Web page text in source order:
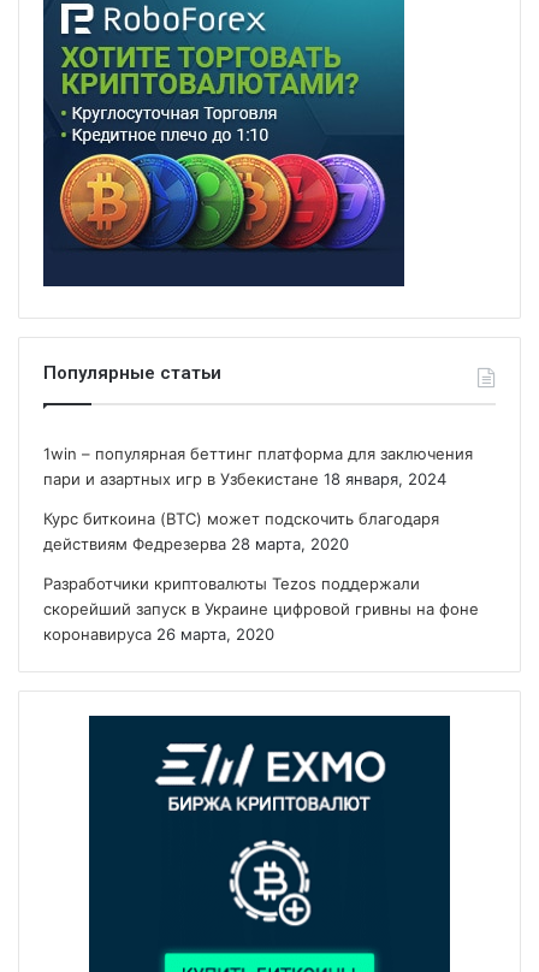
Популярные статьи
1win – популярная беттинг платформа для заключения
пари и азартных игр в Узбекистане 18 января, 2024
Курс биткоина (BTC) может подскочить благодаря
действиям Федрезерва 28 марта, 2020
Разработчики криптовалюты Tezos поддержали
скорейший запуск в Украине цифровой гривны на фоне
коронавируса 26 марта, 2020